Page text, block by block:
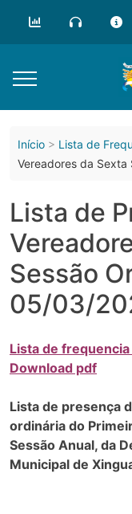
conteúdo
Início Lista de
Vereadores da
Lista de
Sessão
05/03/
Lista de
Download pdf
Lista de presença
ordinária do
Sessão Anual, da
Municipal de